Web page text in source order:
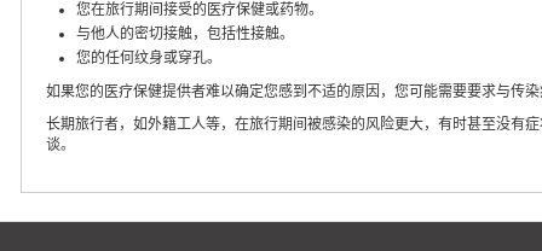
您在旅行期间接受的医疗保健或药物。
与他人的密切接触，包括性接触。
您的任何纹身或穿孔。
如果您的医疗保健提供者难以确定您感到不适的原因，您可能需要要求与传
长期旅行者，如外籍工人等，在旅行期间被感染的风险更大，有时甚至没有
谈。